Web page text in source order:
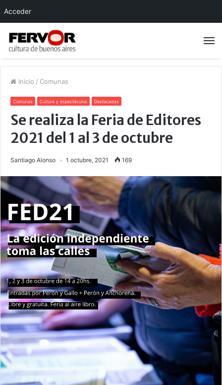
Inicio / Comunas
Comunas Cultura y espectáculos Destacadas
Se realiza la Feria de Editores
2021 del 1 al 3 de octubre
Santiago Alonso 1 octubre, 2021 169
Acceder